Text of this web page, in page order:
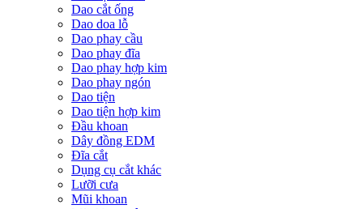
Dao cắt ống
Dao doa lỗ
Dao phay cầu
Dao phay đĩa
Dao phay hợp kim
Dao phay ngón
Dao tiện
Dao tiện hợp kim
Đầu khoan
Dây đồng EDM
Đĩa cắt
Dụng cụ cắt khác
Lưỡi cưa
Mũi khoan